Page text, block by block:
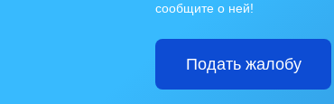
сообщите о ней!
Подать жалобу